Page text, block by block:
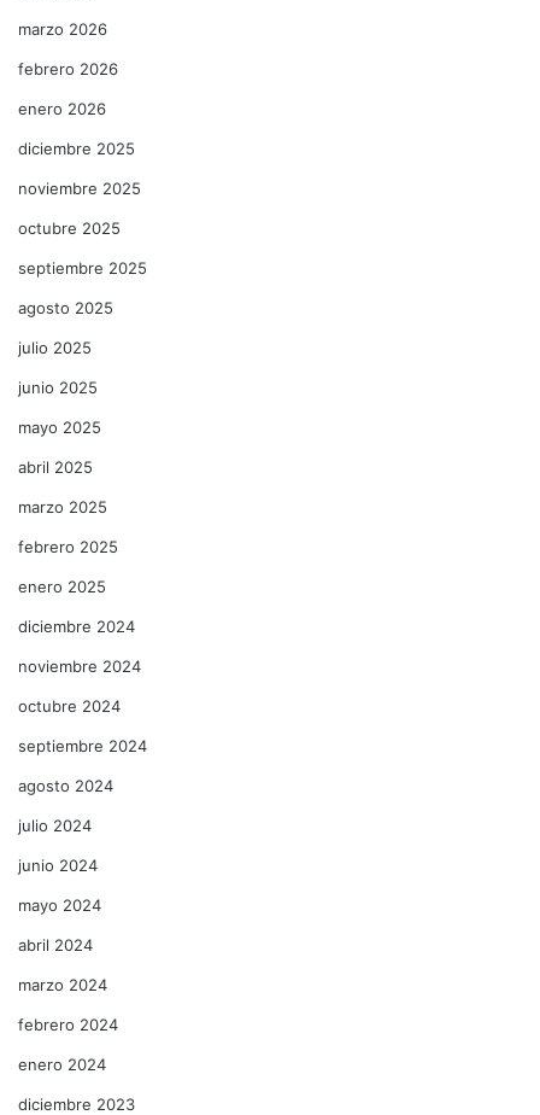
marzo 2026
febrero 2026
enero 2026
diciembre 2025
noviembre 2025
octubre 2025
septiembre 2025
agosto 2025
julio 2025
junio 2025
mayo 2025
abril 2025
marzo 2025
febrero 2025
enero 2025
diciembre 2024
noviembre 2024
octubre 2024
septiembre 2024
agosto 2024
julio 2024
junio 2024
mayo 2024
abril 2024
marzo 2024
febrero 2024
enero 2024
diciembre 2023